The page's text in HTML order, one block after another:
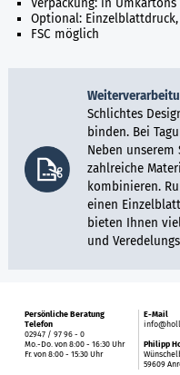
Verpackung: in
Optional:
FSC möglich
Schlichtes
binden. Bei
Neben
zahlreiche
kombinieren.
einen
bieten Ihnen
und
Persönliche Beratung
Telefon
02947 / 97 96 - 0
Mo.-Do. von 8:00 - 16:30 Uhr
Fr. von 8:00 - 15:30 Uhr
E-Mail
Philipp
59609